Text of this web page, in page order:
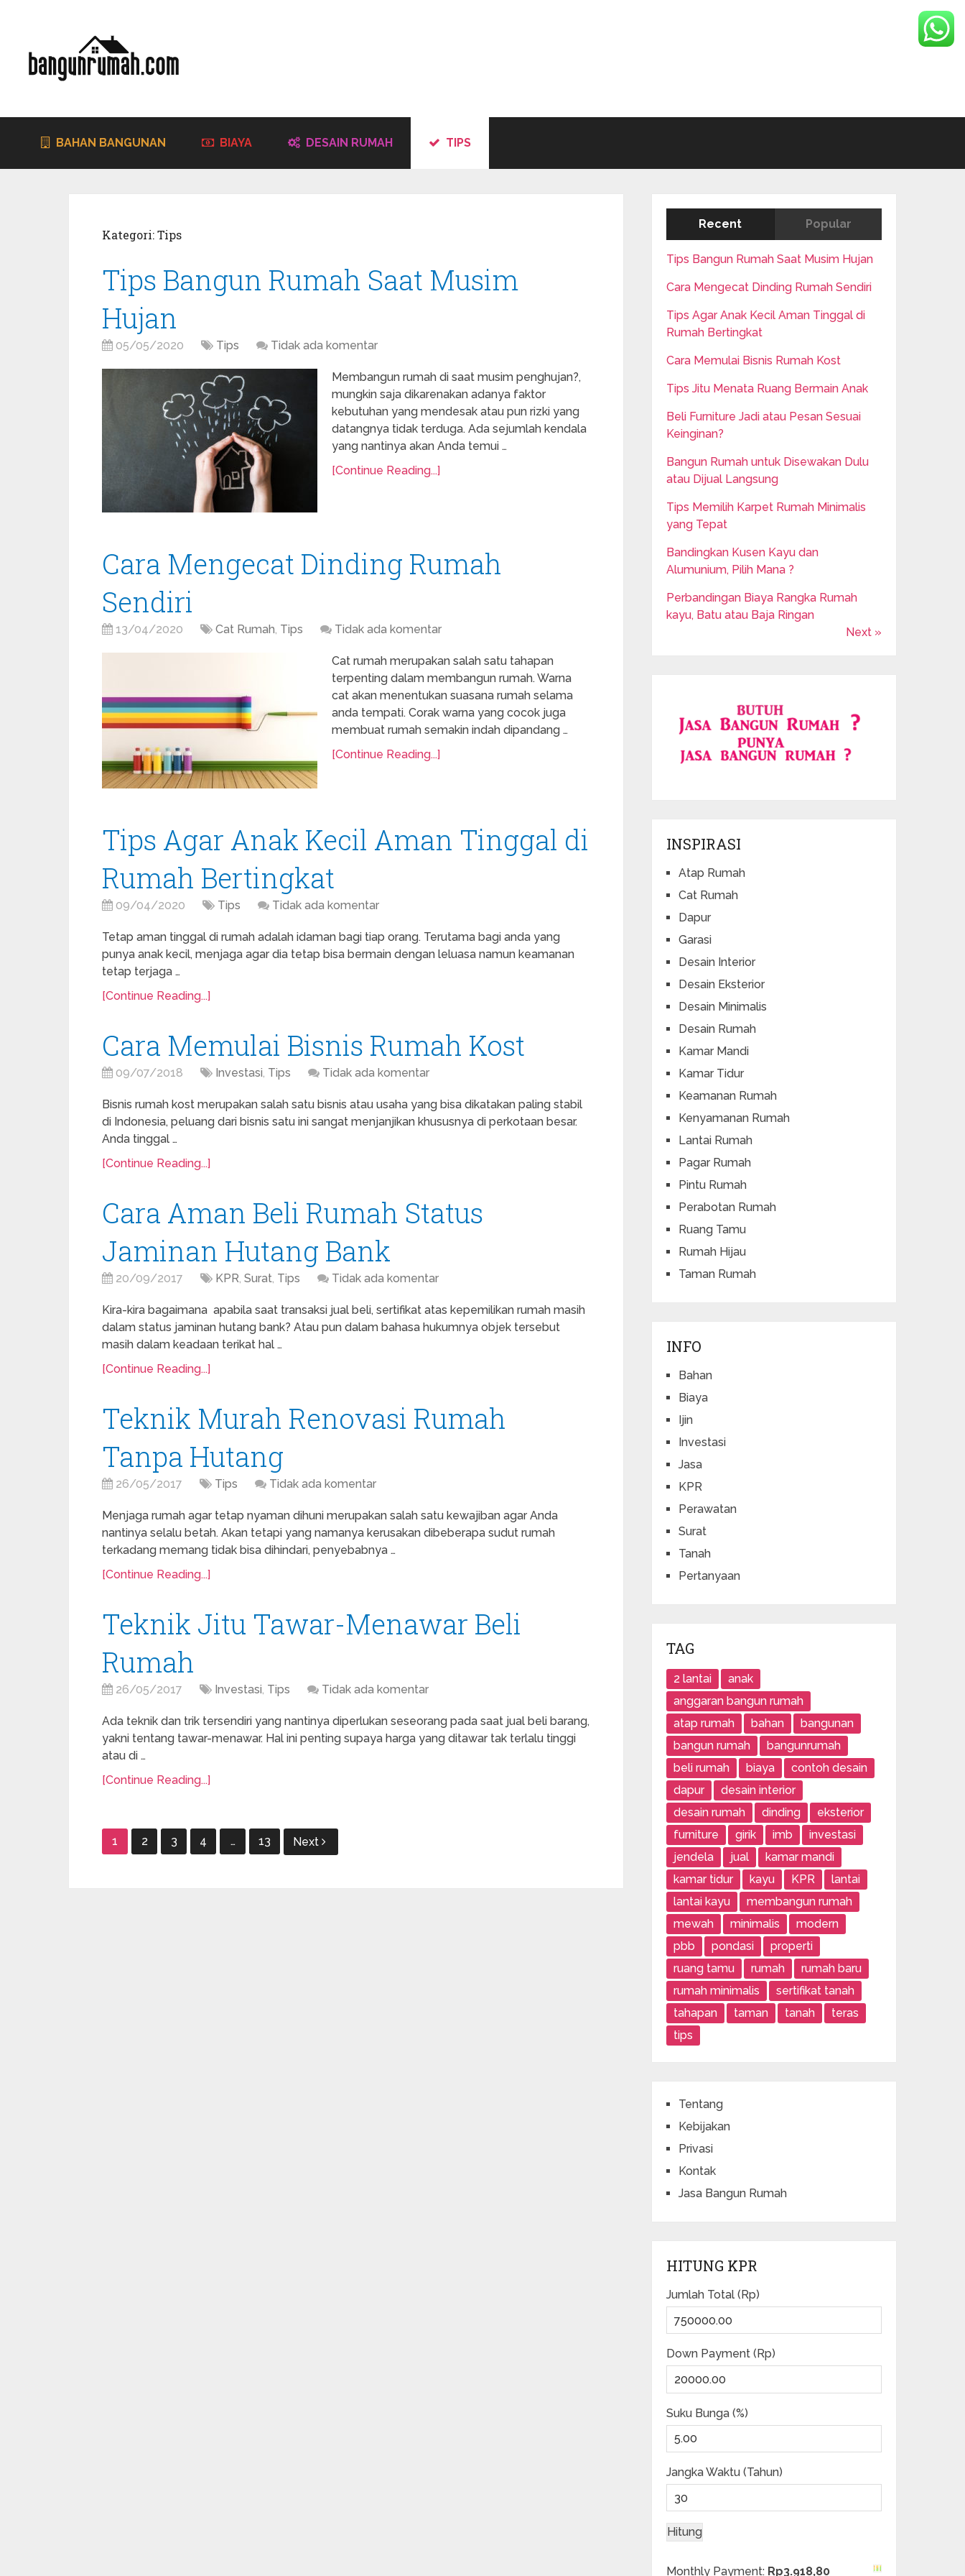
BAHAN BANGUNAN BIAYA DESAIN RUMAH TIPS
Kategori:Tips
Tips Bangun Rumah Saat Musim
Hujan
05/05/2020 Tips Tidak ada komentar
Membangun rumah di saat musim penghujan?,
mungkin saja dikarenakan adanya faktor
kebutuhan yang mendesak atau pun rizki yang
datangnya tidak terduga. Ada sejumlah kendala
yang nantinya akan Anda temui …
[Continue Reading...]
Cara Mengecat Dinding Rumah
Sendiri
13/04/2020 Cat Rumah, Tips Tidak ada komentar
Cat rumah merupakan salah satu tahapan
terpenting dalam membangun rumah. Warna
cat akan menentukan suasana rumah selama
anda tempati. Corak warna yang cocok juga
membuat rumah semakin indah dipandang …
[Continue Reading...]
Tips Agar Anak Kecil Aman Tinggal di
Rumah Bertingkat
09/04/2020 Tips Tidak ada komentar
Tetap aman tinggal di rumah adalah idaman bagi tiap orang. Terutama bagi anda yang
punya anak kecil, menjaga agar dia tetap bisa bermain dengan leluasa namun keamanan
tetap terjaga …
[Continue Reading...]
Cara Memulai Bisnis Rumah Kost
09/07/2018 Investasi, Tips Tidak ada komentar
Bisnis rumah kost merupakan salah satu bisnis atau usaha yang bisa dikatakan paling stabil
di Indonesia, peluang dari bisnis satu ini sangat menjanjikan khususnya di perkotaan besar.
Anda tinggal …
[Continue Reading...]
Cara Aman Beli Rumah Status
Jaminan Hutang Bank
20/09/2017 KPR, Surat, Tips Tidak ada komentar
Kira-kira bagaimana apabila saat transaksi jual beli, sertifikat atas kepemilikan rumah masih
dalam status jaminan hutang bank? Atau pun dalam bahasa hukumnya objek tersebut
masih dalam keadaan terikat hal …
[Continue Reading...]
Teknik Murah Renovasi Rumah
Tanpa Hutang
26/05/2017 Tips Tidak ada komentar
Menjaga rumah agar tetap nyaman dihuni merupakan salah satu kewajiban agar Anda
nantinya selalu betah. Akan tetapi yang namanya kerusakan dibeberapa sudut rumah
terkadang memang tidak bisa dihindari, penyebabnya …
[Continue Reading...]
Teknik Jitu Tawar-Menawar Beli
Rumah
26/05/2017 Investasi, Tips Tidak ada komentar
Ada teknik dan trik tersendiri yang nantinya diperlukan seseorang pada saat jual beli barang,
yakni tentang tawar-menawar. Hal ini penting supaya harga yang ditawar tak terlalu tinggi
atau di …
[Continue Reading...]
Paginasi
pos
1 2 3 4 … 13 Next
Recent Popular
Tips Bangun Rumah Saat Musim Hujan
Cara Mengecat Dinding Rumah Sendiri
Tips Agar Anak Kecil Aman Tinggal di
Rumah Bertingkat
Cara Memulai Bisnis Rumah Kost
Tips Jitu Menata Ruang Bermain Anak
Beli Furniture Jadi atau Pesan Sesuai
Keinginan?
Bangun Rumah untuk Disewakan Dulu
atau Dijual Langsung
Tips Memilih Karpet Rumah Minimalis
yang Tepat
Bandingkan Kusen Kayu dan
Alumunium, Pilih Mana ?
Perbandingan Biaya Rangka Rumah
kayu, Batu atau Baja Ringan
Next »
INSPIRASI
Atap Rumah
Cat Rumah
Dapur
Garasi
Desain Interior
Desain Eksterior
Desain Minimalis
Desain Rumah
Kamar Mandi
Kamar Tidur
Keamanan Rumah
Kenyamanan Rumah
Lantai Rumah
Pagar Rumah
Pintu Rumah
Perabotan Rumah
Ruang Tamu
Rumah Hijau
Taman Rumah
INFO
Bahan
Biaya
Ijin
Investasi
Jasa
KPR
Perawatan
Surat
Tanah
Pertanyaan
TAG
2 lantai
anak
anggaran bangun rumah
atap rumah
bahan
bangunan
bangun rumah
bangunrumah
beli rumah
biaya
contoh desain
dapur
desain interior
desain rumah
dinding
eksterior
furniture
girik imb
investasi
jendela
jual
kamar mandi
kamar tidur
kayu KPR
lantai
lantai kayu
membangun rumah
mewah
minimalis
modern
pbb
pondasi
properti
ruang tamu
rumah
rumah baru
rumah minimalis
sertifikat tanah
tahapan
taman tanah
teras
tips
Tentang
Kebijakan
Privasi
Kontak
Jasa Bangun Rumah
HITUNG KPR
Jumlah Total (Rp)
Down Payment (Rp)
Suku Bunga (%)
Jangka Waktu (Tahun)
Monthly Payment: Rp3.918,80